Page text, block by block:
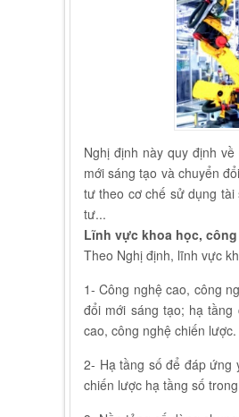
Nghị định này quy định
mới sáng tạo và chuyển
tư theo cơ chế sử dụng
tư...
Lĩnh vực khoa học,
Theo Nghị định, lĩnh vực
1- Công nghệ cao, công
đổi mới sáng tạo; hạ
cao, công nghệ chiến lược.
2- Hạ tầng số để đáp ứng
chiến lược hạ tầng số